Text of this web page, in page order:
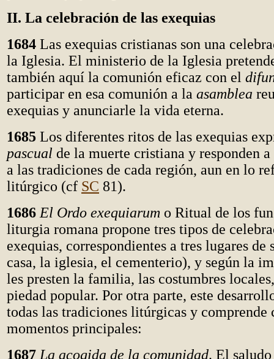
II. La celebración de las exequias
1684 Las exequias cristianas son una
la Iglesia. El ministerio de la Iglesia
también aquí la comunión eficaz con el
participar en esa comunión a la asamblea
exequias y anunciarle la vida eterna.
1685 Los diferentes ritos de las exequias
pascual de la muerte cristiana y responden
a las tradiciones de cada región, aun en lo
litúrgico (cf SC 81).
1686 El Ordo exequiarum o Ritual de los
liturgia romana propone tres tipos de
exequias, correspondientes a tres lugares de
casa, la iglesia, el cementerio), y según la
les presten la familia, las costumbres
piedad popular. Por otra parte, este
todas las tradiciones litúrgicas y comprende
momentos principales:
1687 La acogida de la comunidad. El